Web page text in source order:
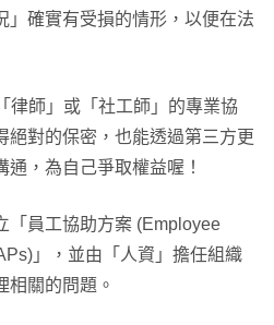
」確實有受損的情形，以便在法
律師」或「社工師」的專業協
絕對的保密，也能透過第三方更
，為自己爭取權益喔！
「員工協助方案 (Employee
」，並由「人資」擔任組織
相關的問題。